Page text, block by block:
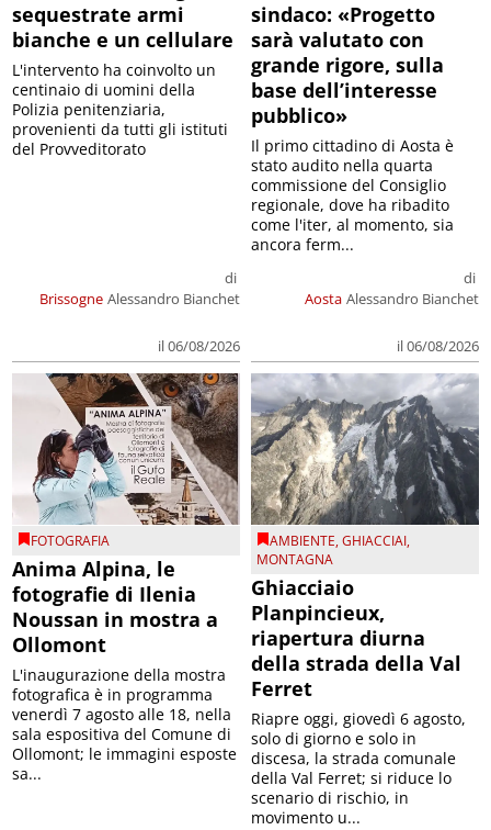
sequestrate armi
bianche e un cellulare
Brissogne
di
Alessandro Bianchet
il 06/08/2026
L'intervento ha coinvolto un
centinaio di uomini della
Polizia penitenziaria,
provenienti da tutti gli istituti
del Provveditorato
sindaco: «Progetto
sarà valutato con
grande rigore, sulla
base dell’interesse
pubblico»
Aosta
di
Alessandro Bianchet
il 06/08/2026
Il primo cittadino di Aosta è
stato audito nella quarta
commissione del Consiglio
regionale, dove ha ribadito
come l'iter, al momento, sia
ancora ferm...
FOTOGRAFIA
Anima Alpina, le
fotografie di Ilenia
Noussan in mostra a
Ollomont
L'inaugurazione della mostra
fotografica è in programma
venerdì 7 agosto alle 18, nella
sala espositiva del Comune di
Ollomont; le immagini esposte
sa...
AMBIENTE,GHIACCIAI,
MONTAGNA
Ghiacciaio
Planpincieux,
riapertura diurna
della strada della Val
Ferret
Riapre oggi, giovedì 6 agosto,
solo di giorno e solo in
discesa, la strada comunale
della Val Ferret; si riduce lo
scenario di rischio, in
movimento u...